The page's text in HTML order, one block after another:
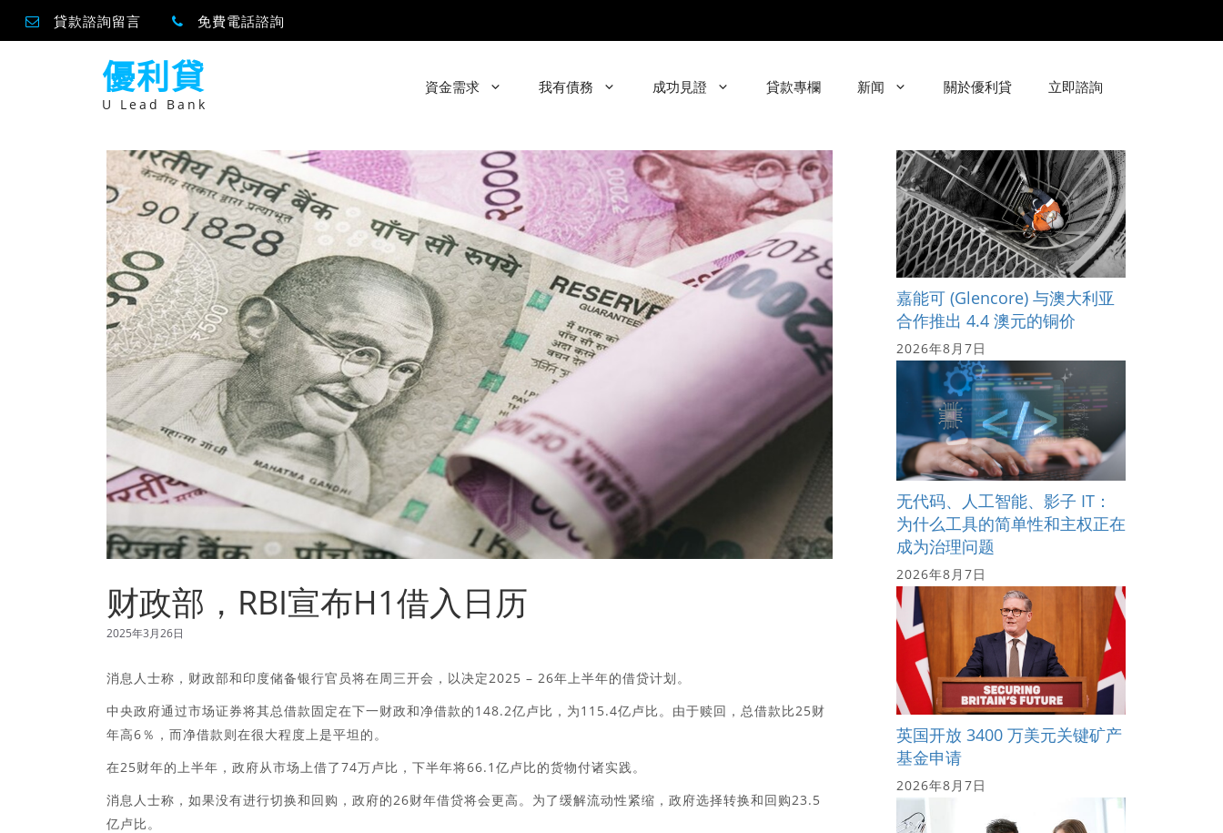
貸款諮詢留言 免費電話諮詢
優利貸
U Lead Bank
資金需求 我有債務 成功見證 貸款專欄 新闻 關於優利貸 立即諮詢
财政部，RBI宣布H1借入日历
2025年3月26日
消息人士称，财政部和印度储备银行官员将在周三开会，以决定2025 – 26年上半年的借贷计划。
中央政府通过市场证券将其总借款固定在下一财政和净借款的148.2亿卢比，为115.4亿卢比。由于赎回，总借款比25财
年高6％，而净借款则在很大程度上是平坦的。
在25财年的上半年，政府从市场上借了74万卢比，下半年将66.1亿卢比的货物付诸实践。
消息人士称，如果没有进行切换和回购，政府的26财年借贷将会更高。为了缓解流动性紧缩，政府选择转换和回购23.5
亿卢比。
嘉能可 (Glencore) 与澳大利亚
合作推出 4.4 澳元的铜价
2026年8月7日
无代码、人工智能、影子 IT：
为什么工具的简单性和主权正在
成为治理问题
2026年8月7日
英国开放 3400 万美元关键矿产
基金申请
2026年8月7日